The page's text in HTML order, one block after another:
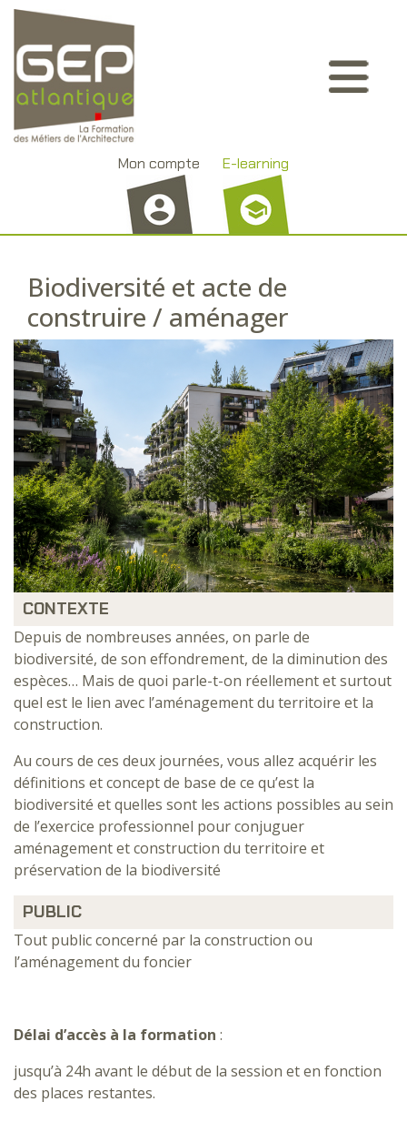
Aller
contenu
principal
Mon compte E-learning
Biodiversité et acte de
construire / aménager
CONTEXTE
Depuis de nombreuses années, on parle de
biodiversité, de son effondrement, de la diminution des
espèces… Mais de quoi parle-t-on réellement et surtout
quel est le lien avec l’aménagement du territoire et la
construction.
Au cours de ces deux journées, vous allez acquérir les
définitions et concept de base de ce qu’est la
biodiversité et quelles sont les actions possibles au sein
de l’exercice professionnel pour conjuguer
aménagement et construction du territoire et
préservation de la biodiversité
PUBLIC
Tout public concerné par la construction ou
l’aménagement du foncier
Délai d’accès à la formation :
jusqu’à 24h avant le début de la session et en fonction
des places restantes.
Panneau de gestion des cookies